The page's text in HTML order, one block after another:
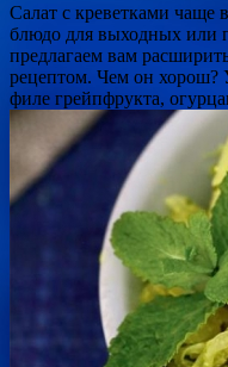
Салат с креветками чаще
блюдо для выходных или
предлагаем вам
рецептом. Чем он хорош?
филе грейпфрукта,